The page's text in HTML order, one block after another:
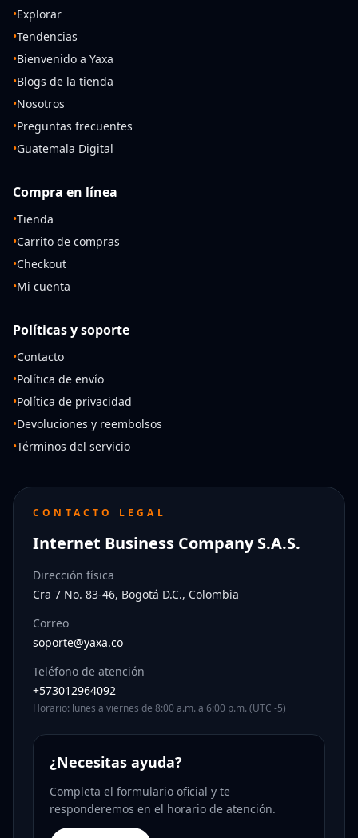
•Explorar
•Tendencias
•Bienvenido a Yaxa
•Blogs de la tienda
•Nosotros
•Preguntas frecuentes
•Guatemala Digital
Compra en línea
•Tienda
•Carrito de compras
•Checkout
•Mi cuenta
Políticas y soporte
•Contacto
•Política de envío
•Política de privacidad
•Devoluciones y reembolsos
•Términos del servicio
CONTACTO LEGAL
Internet Business Company S.A.S.
Dirección física
Cra 7 No. 83-46, Bogotá D.C., Colombia
Correo
soporte@yaxa.co
Teléfono de atención
+573012964092
Horario: lunes a viernes de 8:00 a.m. a 6:00 p.m. (UTC -5)
¿Necesitas ayuda?
Completa el formulario oficial y te
responderemos en el horario de atención.